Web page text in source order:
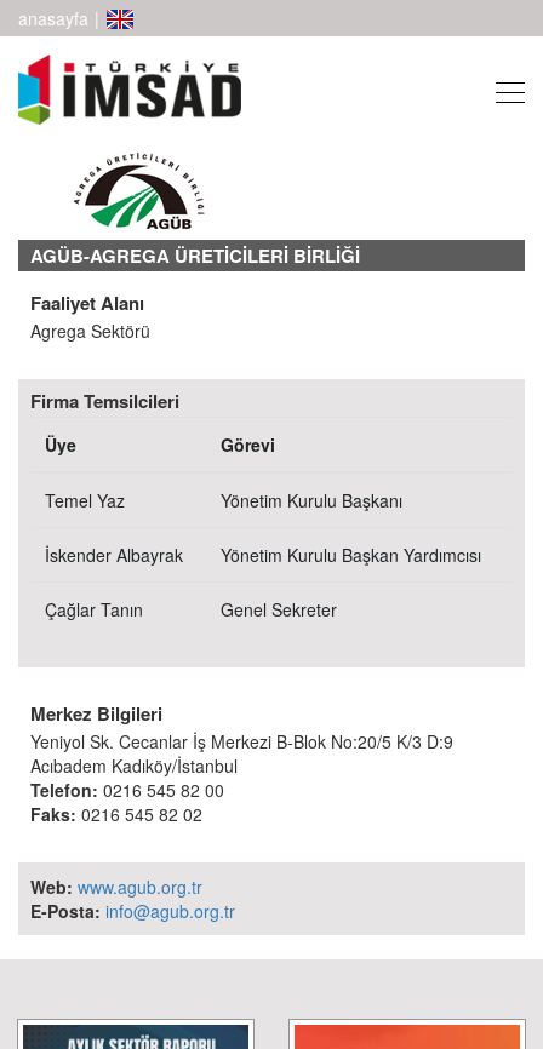
anasayfa |
AGÜB-AGREGA ÜRETİCİLERİ BİRLİĞİ
Faaliyet Alanı
Agrega Sektörü
Firma Temsilcileri
Üye Görevi
Temel Yaz Yönetim Kurulu Başkanı
İskender Albayrak Yönetim Kurulu Başkan Yardımcısı
Çağlar Tanın Genel Sekreter
Merkez Bilgileri
Yeniyol Sk. Cecanlar İş Merkezi B-Blok No:20/5 K/3 D:9
Acıbadem Kadıköy/İstanbul
Telefon: 0216 545 82 00
Faks: 0216 545 82 02
Web: www.agub.org.tr
E-Posta: info@agub.org.tr